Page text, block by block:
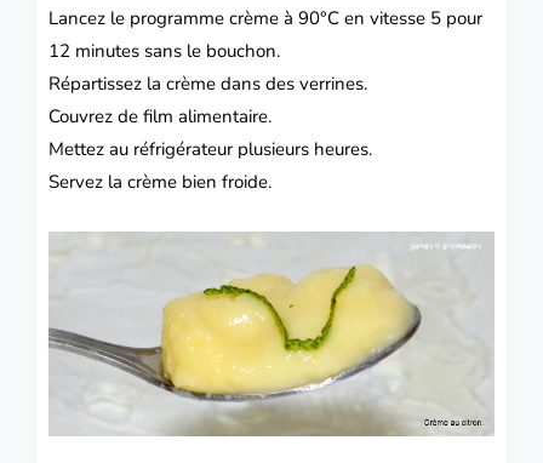
Lancez le programme crème à 90°C en vitesse 5 pour
12 minutes sans le bouchon.
Répartissez la crème dans des verrines.
Couvrez de film alimentaire.
Mettez au réfrigérateur plusieurs heures.
Servez la crème bien froide.